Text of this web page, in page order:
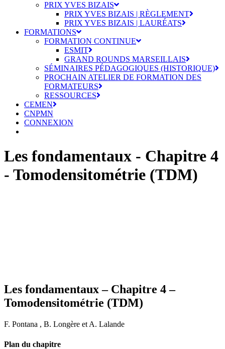
PRIX YVES BIZAIS
PRIX YVES BIZAIS | RÈGLEMENT
PRIX YVES BIZAIS | LAURÉATS
FORMATIONS
FORMATION CONTINUE
ESMIT
GRAND ROUNDS MARSEILLAIS
SÉMINAIRES PÉDAGOGIQUES (HISTORIQUE)
PROCHAIN ATELIER DE FORMATION DES
FORMATEURS
RESSOURCES
CEMEN
CNPMN
CONNEXION
Les fondamentaux - Chapitre 4
- Tomodensitométrie (TDM)
Les fondamentaux – Chapitre 4 –
Tomodensitométrie (TDM)
F. Pontana , B. Longère et A. Lalande
Plan du chapitre